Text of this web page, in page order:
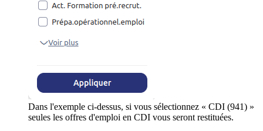
Dans l'exemple ci-dessus, si vous sélectionnez « CDI (941) »
seules les offres d'emploi en CDI vous seront restituées.